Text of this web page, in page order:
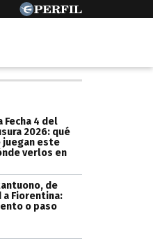
Fecha 4 del
2026: qué
este
verlos en
de
a Fiorentina:
o paso